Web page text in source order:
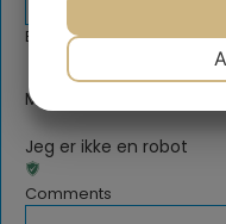
Billeder af projektet
Slip fil her eller
Vælg
Max. file size: 64 MB.
Jeg er ikke en robot
Comments